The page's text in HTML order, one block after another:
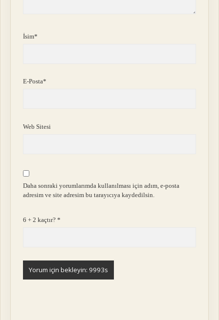
İsim*
E-Posta*
Web Sitesi
Daha sonraki yorumlarımda kullanılması için adım, e-posta
adresim ve site adresim bu tarayıcıya kaydedilsin.
6 + 2 kaçtır?*